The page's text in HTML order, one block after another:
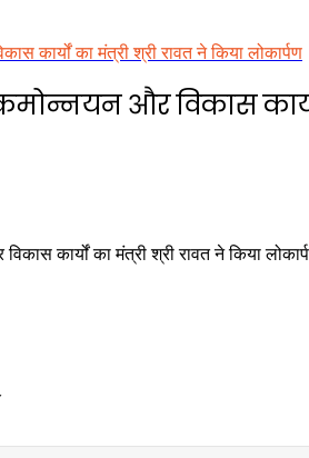
कार्यों का मंत्री श्री रावत ने किया लोकार्पण
और विकास